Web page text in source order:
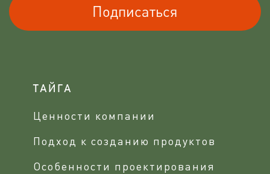
Подписаться
ТАЙГА
Ценности компании
Подход к созданию продуктов
Особенности проектирования